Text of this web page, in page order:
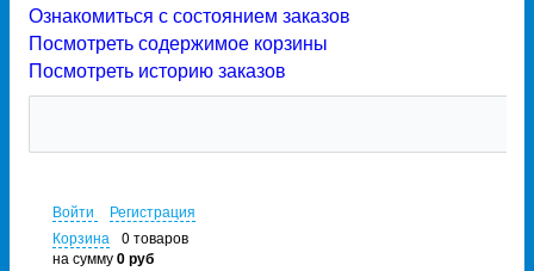
Ознакомиться с состоянием заказов
Посмотреть содержимое корзины
Посмотреть историю заказов
Войти
Регистрация
Корзина
0 товаров
на сумму0 руб